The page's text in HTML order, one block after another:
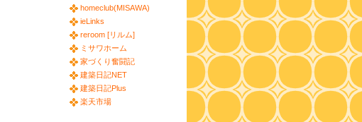
homeclub(MISAWA)
ieLinks
reroom [リルム]
ミサワホーム
家づくり奮闘記
建築日記NET
建築日記Plus
楽天市場